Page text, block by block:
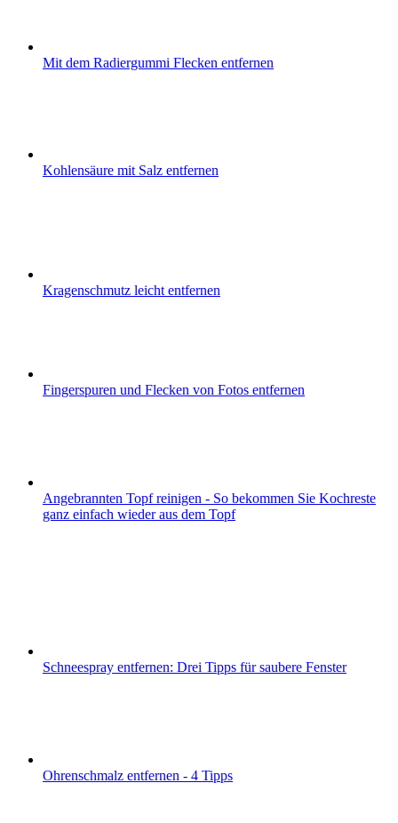
Mit dem Radiergummi Flecken entfernen
Kohlensäure mit Salz entfernen
Kragenschmutz leicht entfernen
Fingerspuren und Flecken von Fotos entfernen
Angebrannten Topf reinigen - So bekommen Sie Kochreste
ganz einfach wieder aus dem Topf
Schneespray entfernen: Drei Tipps für saubere Fenster
Ohrenschmalz entfernen - 4 Tipps